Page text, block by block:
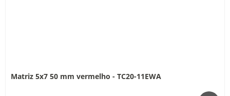
Matriz 5x7 50 mm vermelho - TC20-11EWA